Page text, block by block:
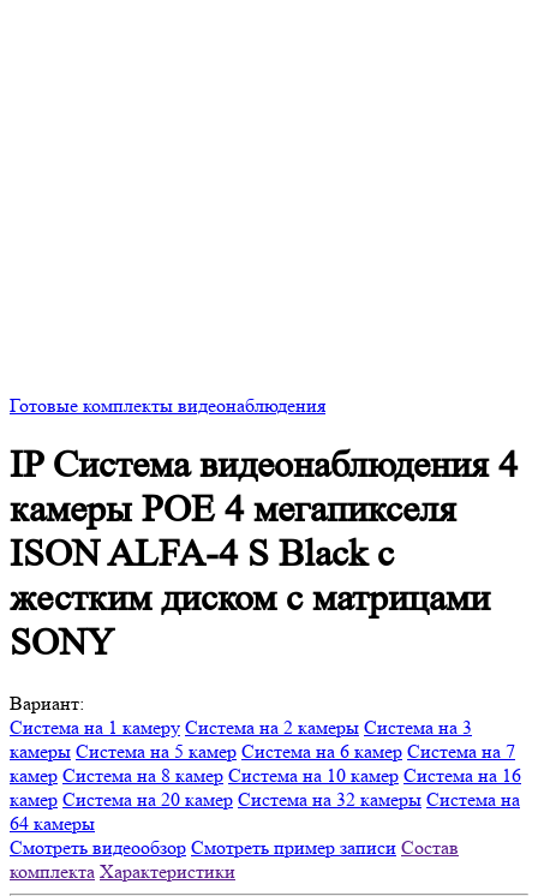
Готовые комплекты видеонаблюдения
IP Система видеонаблюдения 4
камеры POE 4 мегапикселя
ISON ALFA-4 S Black с
жестким диском с матрицами
SONY
Вариант:
Система на 1 камеру Система на 2 камеры Система на 3
камеры Система на 5 камер Система на 6 камер Система на 7
камер Система на 8 камер Система на 10 камер Система на 16
камер Система на 20 камер Система на 32 камеры Система на
64 камеры
Смотреть видеообзор Смотреть пример записи Состав
комплекта Характеристики